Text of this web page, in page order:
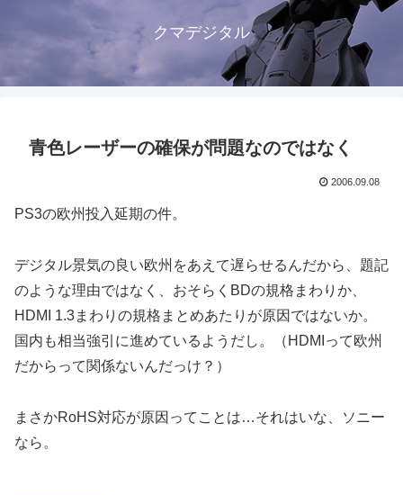
クマデジタル
青色レーザーの確保が問題なのではなく
2006.09.08
PS3の欧州投入延期の件。
デジタル景気の良い欧州をあえて遅らせるんだから、題記
のような理由ではなく、おそらくBDの規格まわりか、
HDMI 1.3まわりの規格まとめあたりが原因ではないか。
国内も相当強引に進めているようだし。（HDMIって欧州
だからって関係ないんだっけ？）
まさかRoHS対応が原因ってことは…それはいな、ソニー
なら。